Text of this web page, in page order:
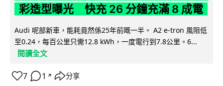
彩造型曝光 快充 26 分鐘充滿 8 成電
Audi 呢部新車，能耗竟然係25年前嘅一半。 A2 e-tron 風阻低
至0.24，每百公里只需12.8 kWh，一度電行到7.8公里。6...
閱讀全文
7 1 ↗ 分享